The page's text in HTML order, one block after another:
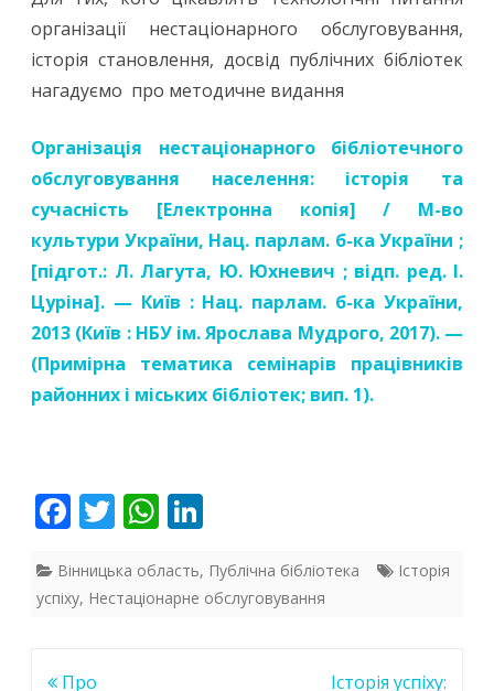
організації нестаціонарного обслуговування,
історія становлення, досвід публічних бібліотек
нагадуємо про методичне видання
Організація нестаціонарного бібліотечного
обслуговування населення: історія та
сучасність [Електронна копія] / М-во
культури України, Нац. парлам. б-ка України ;
[підгот.: Л. Лагута, Ю. Юхневич ; відп. ред. І.
Цуріна]. — Київ : Нац. парлам. б-ка України,
2013 (Київ : НБУ ім. Ярослава Мудрого, 2017). —
(Примірна тематика семінарів працівників
районних і міських бібліотек; вип. 1).
F
e
b
T
itt
er
W
at
s
k
e
Вінницька область, Публічна бібліотека
Історія
успіху, Нестаціонарне обслуговування
Навігація
Про
Історія успіху: